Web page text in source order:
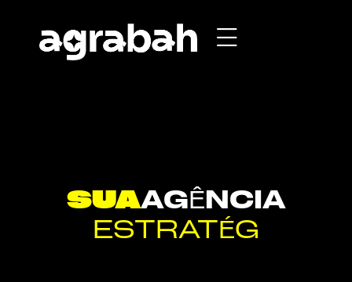
SUAAGÊNCIA
ESTRATÉGI©A